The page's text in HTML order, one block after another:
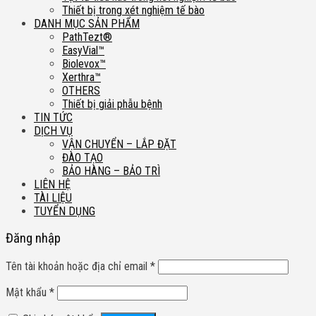
Thiết bị trong xét nghiệm tế bào
DANH MỤC SẢN PHẨM
PathTezt®
EasyVial™
Biolevox™
Xerthra™
OTHERS
Thiết bị giải phẫu bệnh
TIN TỨC
DỊCH VỤ
VẬN CHUYỂN – LẮP ĐẶT
ĐÀO TẠO
BẢO HÀNG – BẢO TRÌ
LIÊN HỆ
TÀI LIỆU
TUYỂN DỤNG
Đăng nhập
Tên tài khoản hoặc địa chỉ email *
Mật khẩu *